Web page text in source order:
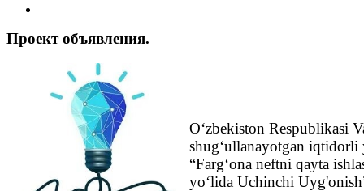
Проект объявления.
O‘zbekiston Respublikasi
shug‘ullanayotgan iqtidorli
“Farg‘ona neftni qayta
yo‘lida Uchinchi